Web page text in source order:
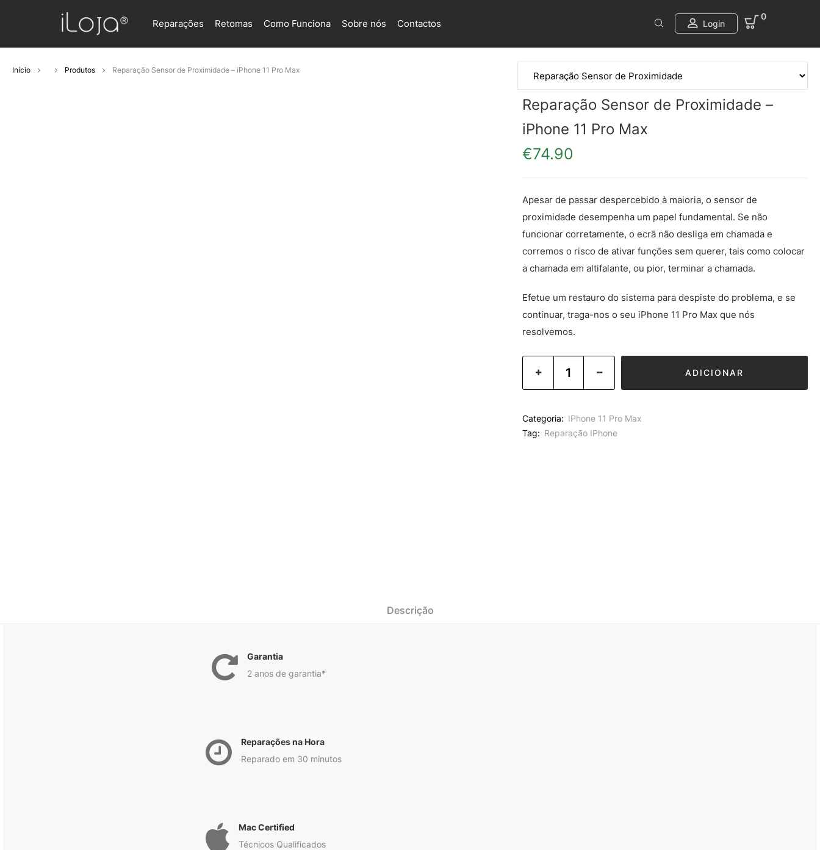
Reparações Retomas Como Funciona Sobre nós Contactos Login
0
Início Produtos Reparação Sensor de Proximidade – iPhone 11 Pro Max
Reparação Sensor de Proximidade –
iPhone 11 Pro Max
€74.90
Apesar de passar despercebido à maioria, o sensor de
proximidade desempenha um papel fundamental. Se não
funcionar corretamente, o ecrã não desliga em chamada e
corremos o risco de ativar funções sem querer, tais como colocar
a chamada em altifalante, ou pior, terminar a chamada.
Efetue um restauro do sistema para despiste do problema, e se
continuar, traga-nos o seu iPhone 11 Pro Max que nós
resolvemos.
ADICIONAR
Categoria: IPhone 11 Pro Max
Tag: Reparação IPhone
Descrição
Garantia
2 anos de garantia*
Reparações na Hora
Reparado em 30 minutos
Mac Certified
Técnicos Qualificados